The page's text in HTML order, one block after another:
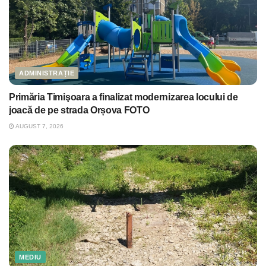
ADMINISTRAȚIE
Primăria Timişoara a finalizat modernizarea locului de
joacă de pe strada Orșova FOTO
AUGUST 7, 2026
MEDIU